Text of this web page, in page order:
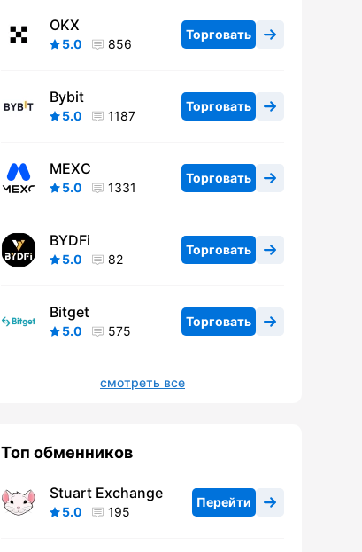
OKX
5.0 856
Торговать
Bybit
5.0 1187
Торговать
MEXC
5.0 1331
Торговать
BYDFi
5.0 82
Торговать
Bitget
5.0 575
Торговать
смотреть все
Топ обменников
Stuart Exchange
5.0 195
Перейти